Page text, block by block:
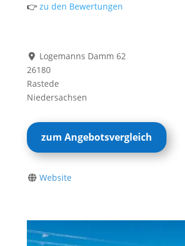
👉zu den Bewertungen
Logemanns Damm 62
26180
Rastede
Niedersachsen
zum Angebotsvergleich
Website